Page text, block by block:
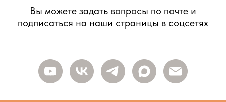
Вы можете задать вопросы по почте и
подписаться на наши страницы в соцсетях